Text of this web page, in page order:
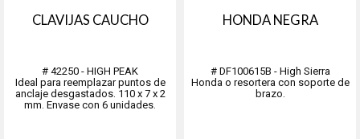
CLAVIJAS CAUCHO
# 42250 - HIGH PEAK
Ideal para reemplazar puntos de
anclaje desgastados. 110 x 7 x 2
mm. Envase con 6 unidades.
HONDA NEGRA
# DF100615B - High Sierra
Honda o resortera con soporte de
brazo.